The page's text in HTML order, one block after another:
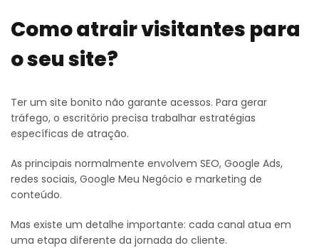
Como atrair visitantes para
o seu site?
Ter um site bonito não garante acessos. Para gerar
tráfego, o escritório precisa trabalhar estratégias
específicas de atração.
As principais normalmente envolvem SEO, Google Ads,
redes sociais, Google Meu Negócio e marketing de
conteúdo.
Mas existe um detalhe importante: cada canal atua em
uma etapa diferente da jornada do cliente.